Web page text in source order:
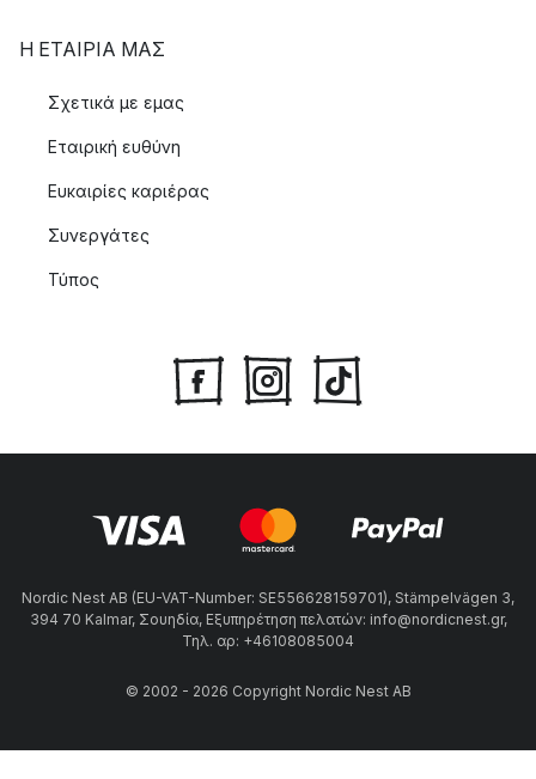
Η ΕΤΑΊΡΙΑ ΜΑΣ
Σχετικά με εμας
Εταιρική ευθύνη
Ευκαιρίες καριέρας
Συνεργάτες
Τύπος
Nordic Nest AB (EU-VAT-Number: SE556628159701), Stämpelvägen 3,
394 70 Kalmar, Σουηδία, Εξυπηρέτηση πελατών: info@nordicnest.gr,
Τηλ. αρ: +46108085004
© 2002 - 2026 Copyright Nordic Nest AB